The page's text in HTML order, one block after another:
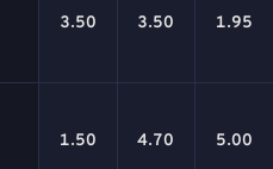
3.50 3.50 1.95
1.50 4.70 5.00